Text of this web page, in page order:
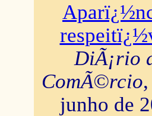
DiÃ¡rio
ComÃ©rcio
junho de